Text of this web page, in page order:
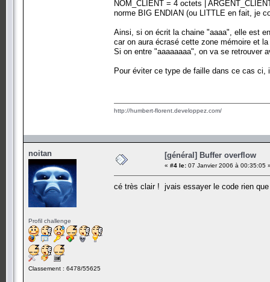
NOM_CLIENT = 4 octets |
norme BIG ENDIAN (ou LITTLE en fait, je
Ainsi, si on écrit la chaine "aaaa", elle est
car on aura écrasé cette zone mémoire et
Si on entre "aaaaaaaa", on va se retrouver
Pour éviter ce type de faille dans ce cas
http://humbert-florent.developpez.com/
noitan
Profil challenge
Classement : 6478/55625
[général] Buffer overflow
« #4 le: 07 Janvier 2006 à 00:35:05
cé très clair ! jvais essayer le code rien